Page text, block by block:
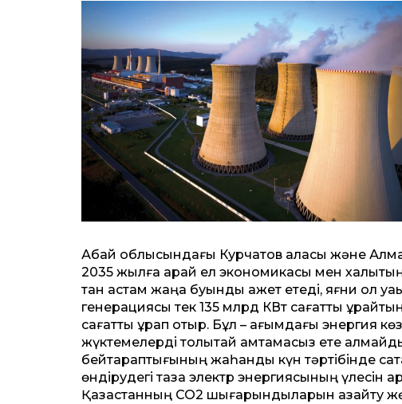
Абай облысындағы Курчатов қаласы және
2035 жылға қарай ел экономикасы мен
тан астам жаңа буынды қажет етеді, яғни ол
генерациясы тек 135 млрд КВт сағатты
сағатты құрап отыр. Бұл – ағымдағы энергия
жүктемелерді толықтай қамтамасыз ете
бейтараптығының жаһандық күн тәртібінде
өндірудегі таза электр энергиясының үлесін
Қазақстанның CO2 шығарындыларын азайту